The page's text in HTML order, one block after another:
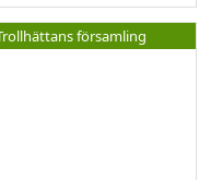
församling